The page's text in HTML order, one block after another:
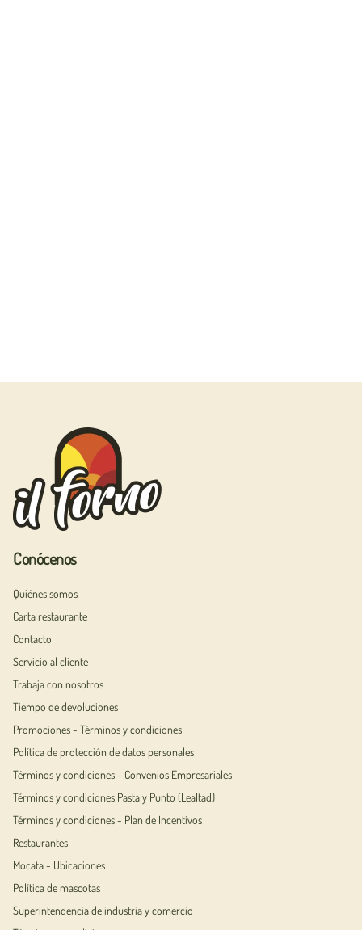
Conócenos
Quiénes somos
Carta restaurante
Contacto
Servicio al cliente
Trabaja con nosotros
Tiempo de devoluciones
Promociones - Términos y condiciones
Política de protección de datos personales
Términos y condiciones - Convenios Empresariales
Términos y condiciones Pasta y Punto (Lealtad)
Términos y condiciones - Plan de Incentivos
Restaurantes
Mocata - Ubicaciones
Política de mascotas
Superintendencia de industria y comercio